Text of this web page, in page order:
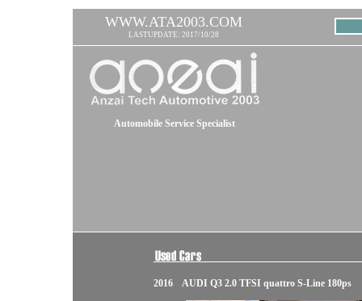
WWW.ATA2003.COM
LASTUPDATE: 2017/10/28
Automobile Service Specialist
2016 AUDI Q3 2.0 TFSI quattro S-Line 180ps